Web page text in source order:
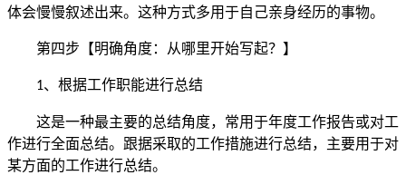
体会慢慢叙述出来。这种方式多用于自己亲身经历的事物。
第四步【明确角度：从哪里开始写起？】
1、根据工作职能进行总结
这是一种最主要的总结角度，常用于年度工作报告或对工
作进行全面总结。跟据采取的工作措施进行总结，主要用于对
某方面的工作进行总结。